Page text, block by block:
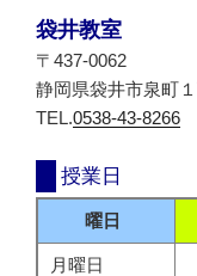
袋井教室
〒437-0062
静岡県袋井市泉町
TEL.0538-43-8266
授業日
曜日
月曜日